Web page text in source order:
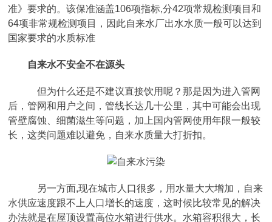
准》要求的。该保准涵盖106项指标,分42项常规检测项目和
64项非常规检测项目，因此自来水厂出水水质一般可以达到
国家要求的水质标准
自来水不安全不在源头
但为什么还是不建议直接饮用呢？那是因为进入管网
后，管网和用户之间，管线长达几十公里，其中可能会出现
管壁腐蚀、细菌滋生等问题，加上国内管网使用年限一般较
长，这类问题难以避免，自来水质量大打折扣。
另一方面,现在城市人口很多，用水量大大增加，自来
水供应速度跟不上人口增长的速度，这时候比较常见的解决
办法就是在屋顶设置高位水箱进行供水。水箱容积很大，长